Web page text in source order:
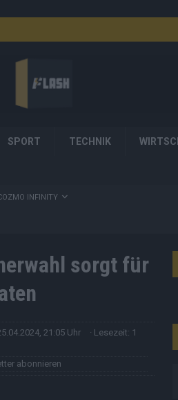
SPORT TECHNIK
INFINITY
sorgt für
21:05 Uhr
· Lesezeit: 1
abonnieren